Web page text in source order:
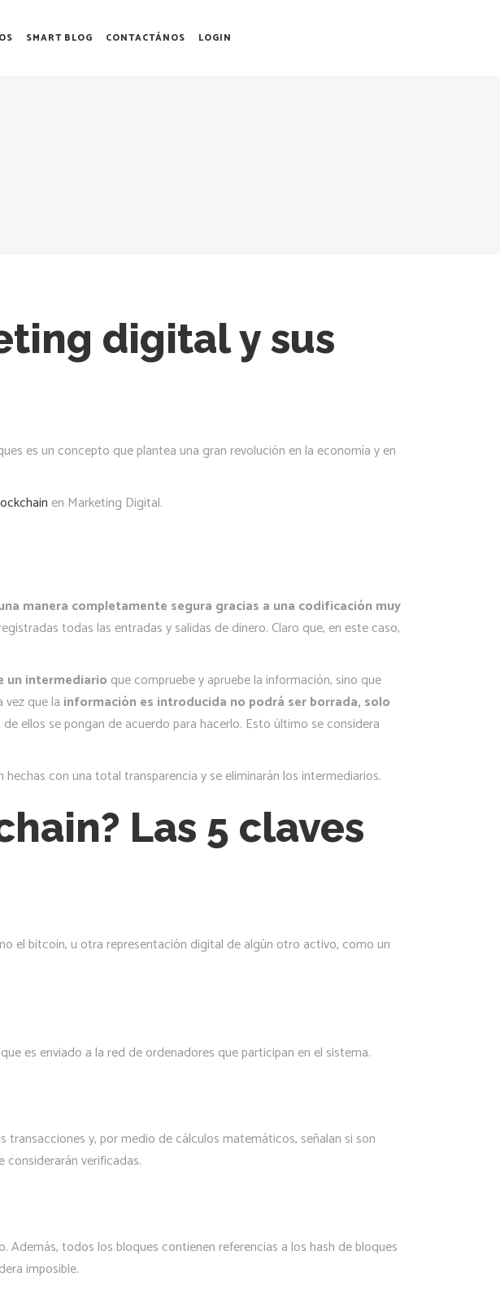
SMART BLOG CONTACTÁNOS LOGIN
digital y sus
es un concepto que plantea una gran revolución en la economía y en
en Marketing Digital.
manera completamente segura gracias a una codificación muy
todas las entradas y salidas de dinero. Claro que, en este caso,
un intermediario que compruebe y apruebe la información, sino que
que la información es introducida no podrá ser borrada, solo
ellos se pongan de acuerdo para hacerlo. Esto último se considera
con una total transparencia y se eliminarán los intermediarios.
Las 5 claves
el bitcoin, u otra representación digital de algún otro activo, como un
es enviado a la red de ordenadores que participan en el sistema.
y, por medio de cálculos matemáticos, señalan si son
considerarán verificadas.
todos los bloques contienen referencias a los hash de bloques
imposible.